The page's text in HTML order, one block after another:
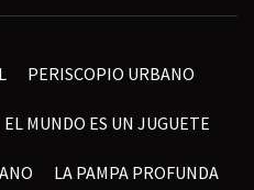
PERISCOPIO URBANO
EL MUNDO ES UN JUGUETE
LA PAMPA PROFUNDA